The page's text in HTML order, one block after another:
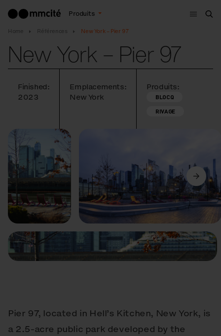
Produits
Menu
Home Références New York – Pier 97
New York – Pier 97
Finished:
2023
Emplacements:
New York
Produits:
BLOCQ
RIVAGE
Précédent Suivant
Pier 97, located in Hell’s Kitchen, New York, is
a 2.5-acre public park developed by the